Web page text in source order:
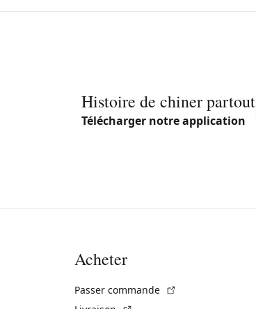
Histoire de chiner partout
Télécharger notre application
Acheter
Passer commande